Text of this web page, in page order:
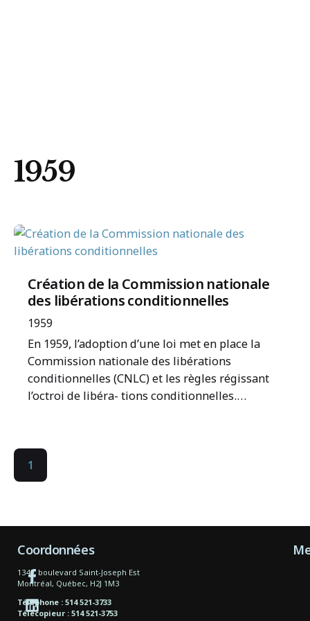
1959
Création de la Commission nationale
des libérations conditionnelles
1959
En 1959, l’adoption d’une loi met en place la
Commission nationale des libérations
conditionnelles (CNLC) et les règles régissant
l’octroi de libéra- tions conditionnelles.…
1
Coordonnées
1340, boulevard Saint-Joseph Est
Montréal, Québec, H2J 1M3
Téléphone : 514 521-3733
Télécopieur : 514 521-3753